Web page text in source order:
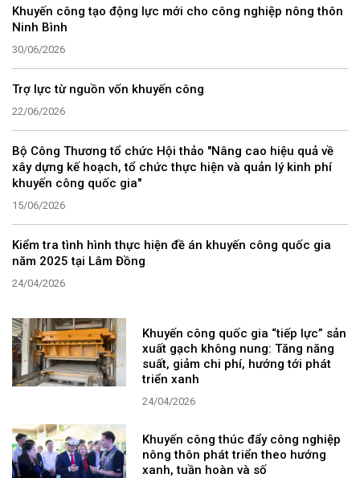
Khuyến công tạo động lực mới cho công nghiệp nông thôn
Ninh Bình
30/06/2026
Trợ lực từ nguồn vốn khuyến công
22/06/2026
Bộ Công Thương tổ chức Hội thảo "Nâng cao hiệu quả về
xây dựng kế hoạch, tổ chức thực hiện và quản lý kinh phí
khuyến công quốc gia"
15/06/2026
Kiểm tra tình hình thực hiện đề án khuyến công quốc gia
năm 2025 tại Lâm Đồng
24/04/2026
Khuyến công quốc gia “tiếp lực” sản
xuất gạch không nung: Tăng năng
suất, giảm chi phí, hướng tới phát
triển xanh
24/04/2026
Khuyến công thúc đẩy công nghiệp
nông thôn phát triển theo hướng
xanh, tuần hoàn và số